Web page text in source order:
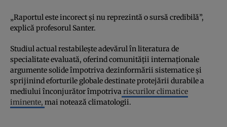
„Raportul este incorect și nu reprezintă o sursă credibilă”,
explică profesorul Santer.
Studiul actual restabilește adevărul în literatura de
specialitate evaluată, oferind comunității internaționale
argumente solide împotriva dezinformării sistematice și
sprijinind eforturile globale destinate protejării durabile a
mediului înconjurător împotriva riscurilor climatice
iminente, mai notează climatologii.